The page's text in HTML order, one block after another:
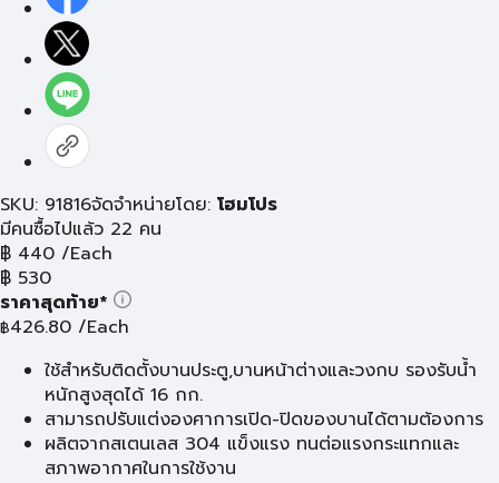
SKU: 91816จัดจำหน่ายโดย: โฮมโปร
มีคนซื้อไปแล้ว 22 คน
฿ 440 /Each
฿ 530
ราคาสุดท้าย*
฿426.80 /Each
ใช้สำหรับติดตั้งบานประตู,บานหน้าต่างและวงกบ รองรับน้ำ
หนักสูงสุดได้ 16 กก.
สามารถปรับแต่งองศาการเปิด-ปิดของบานได้ตามต้องการ
ผลิตจากสเตนเลส 304 แข็งแรง ทนต่อแรงกระแทกและ
สภาพอากาศในการใช้งาน